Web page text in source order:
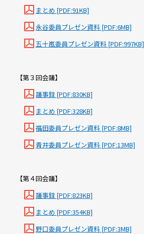
まとめ [PDF:91KB]
永谷委員プレゼン資料 [PDF:6MB]
五十嵐委員プレゼン資料 [PDF:997KB]
【第３回会議】
議事録 [PDF:830KB]
まとめ [PDF:328KB]
福田委員プレゼン資料 [PDF:8MB]
青井委員プレゼン資料 [PDF:13MB]
【第４回会議】
議事録 [PDF:823KB]
まとめ [PDF:354KB]
野口委員プレゼン資料 [PDF:3MB]